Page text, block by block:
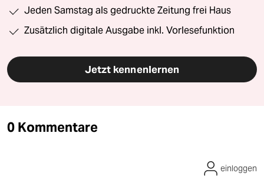
Jeden Samstag als gedruckte Zeitung frei Haus
Zusätzlich digitale Ausgabe inkl. Vorlesefunktion
Jetzt kennenlernen
0 Kommentare
einloggen